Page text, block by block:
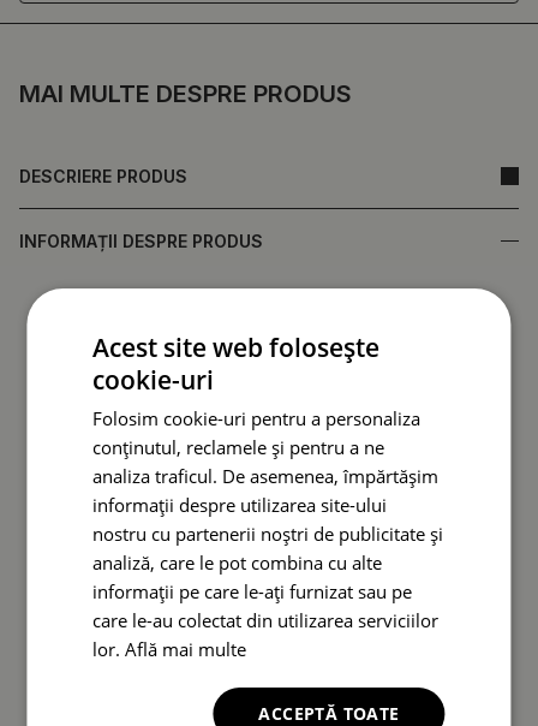
MAI MULTE DESPRE PRODUS
DESCRIERE PRODUS
INFORMAȚII DESPRE PRODUS
• Realizat din sticlă securizată, care asigură durabilitate și
Oglindă fabricată în Polonia.
• Garanție de la producător.
• Timp de livrare rapid.
Spatele oglinzii (folie de protecție) poate diferi ca
culoare față de cea prezentată în ofertă.Acest lucru nu
afectează calitatea produsului și nu constituie motiv
de reclamație.
Acest site web folosește
cookie-uri
Folosim cookie-uri pentru a personaliza
conținutul, reclamele și pentru a ne
analiza traficul. De asemenea, împărtășim
informații despre utilizarea site-ului
nostru cu partenerii noștri de publicitate și
analiză, care le pot combina cu alte
informații pe care le-ați furnizat sau pe
care le-au colectat din utilizarea serviciilor
lor.Află mai multe
ACCEPTĂ TOATE